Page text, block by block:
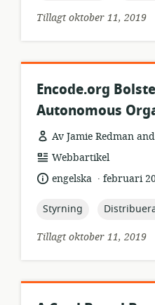
Tillagt oktober 11, 2019
Encode.org
Autonomous
Av Jamie Redman
resursformat:
Webbartikel
språk:engelska . februari
topic:
Styrning topic:
Tillagt oktober 11, 2019